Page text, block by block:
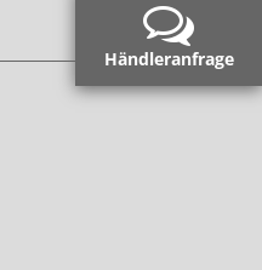
Händleranfrage